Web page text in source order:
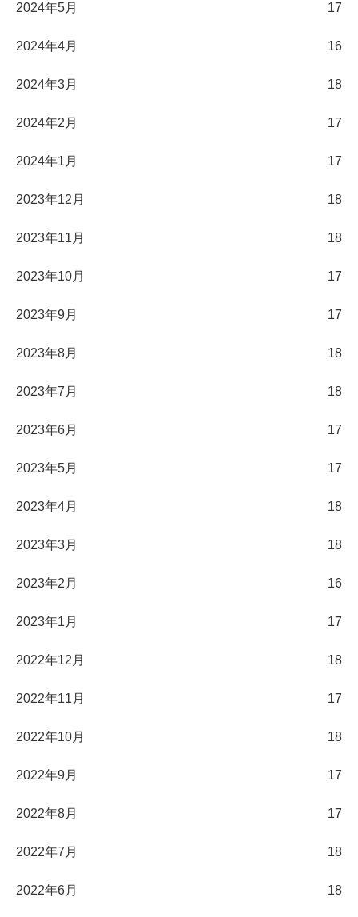
2024年5月 17
2024年4月 16
2024年3月 18
2024年2月 17
2024年1月 17
2023年12月 18
2023年11月 18
2023年10月 17
2023年9月 17
2023年8月 18
2023年7月 18
2023年6月 17
2023年5月 17
2023年4月 18
2023年3月 18
2023年2月 16
2023年1月 17
2022年12月 18
2022年11月 17
2022年10月 18
2022年9月 17
2022年8月 17
2022年7月 18
2022年6月 18